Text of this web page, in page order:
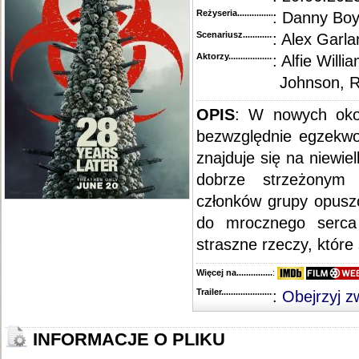
Reżyseria........................................
: Danny
Scenariusz........................................
: Alex
Aktorzy...........................................
: Alfie
Johnson,
OPIS: W nowych
bezwzględnie
znajduje się na
dobrze
członków grupy
do mrocznego
straszne rzeczy, które
Więcej na........................................
:
Trailer...........................................
: Obejrzyj
INFORMACJE O PLIKU